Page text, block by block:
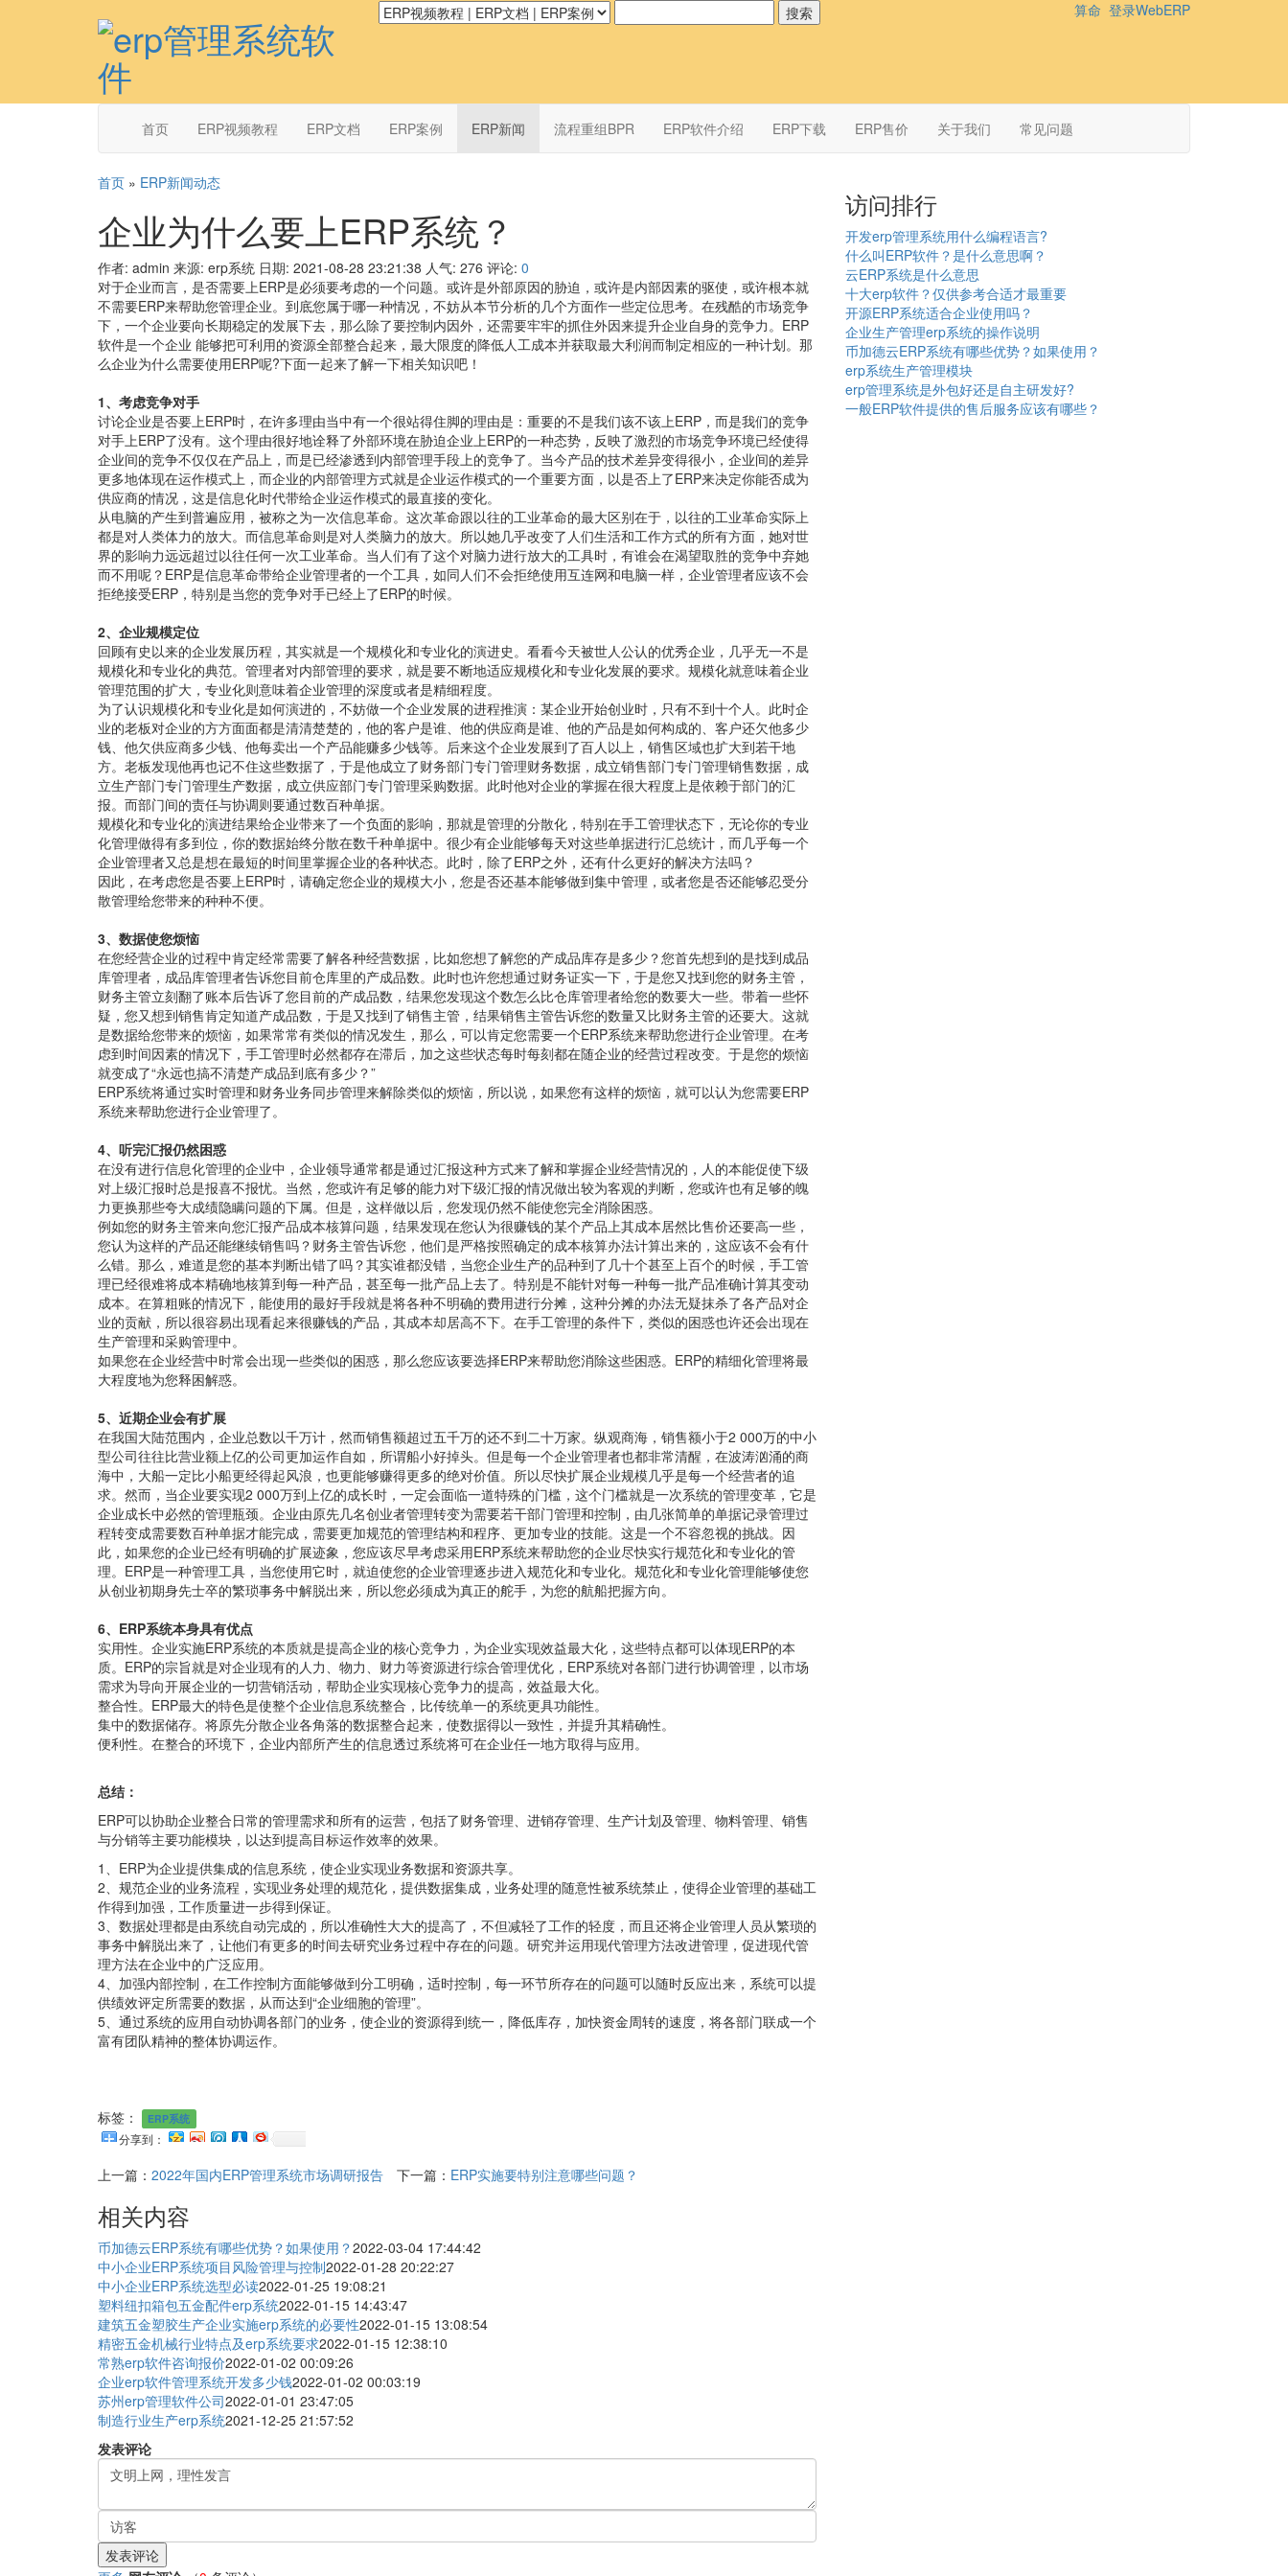
算命 登录WebERP
首页 ERP视频教程 ERP文档 ERP案例 ERP新闻 流程重组BPR ERP软件介绍 ERP下载 ERP售价 关于我们 常见问题
首页 » ERP新闻动态
企业为什么要上ERP系统？
作者: admin 来源: erp系统 日期: 2021-08-28 23:21:38 人气: 276 评论: 0
对于企业而言，是否需要上ERP是必须要考虑的一个问题。或许是外部原因的胁迫，或许是内部因素的驱使，或许根本就
不需要ERP来帮助您管理企业。到底您属于哪一种情况，不妨从本节分析的几个方面作一些定位思考。在残酷的市场竞争
下，一个企业要向长期稳定的发展下去，那么除了要控制内因外，还需要牢牢的抓住外因来提升企业自身的竞争力。ERP
软件是一个企业 能够把可利用的资源全部整合起来，最大限度的降低人工成本并获取最大利润而制定相应的一种计划。那
么企业为什么需要使用ERP呢?下面一起来了解一下相关知识吧！
1、考虑竞争对手
讨论企业是否要上ERP时，在许多理由当中有一个很站得住脚的理由是：重要的不是我们该不该上ERP，而是我们的竞争
对手上ERP了没有。这个理由很好地诠释了外部环境在胁迫企业上ERP的一种态势，反映了激烈的市场竞争环境已经使得
企业间的竞争不仅仅在产品上，而是已经渗透到内部管理手段上的竞争了。当今产品的技术差异变得很小，企业间的差异
更多地体现在运作模式上，而企业的内部管理方式就是企业运作模式的一个重要方面，以是否上了ERP来决定你能否成为
供应商的情况，这是信息化时代带给企业运作模式的最直接的变化。
从电脑的产生到普遍应用，被称之为一次信息革命。这次革命跟以往的工业革命的最大区别在于，以往的工业革命实际上
都是对人类体力的放大。而信息革命则是对人类脑力的放大。所以她几乎改变了人们生活和工作方式的所有方面，她对世
界的影响力远远超过以往任何一次工业革命。当人们有了这个对脑力进行放大的工具时，有谁会在渴望取胜的竞争中弃她
而不用呢？ERP是信息革命带给企业管理者的一个工具，如同人们不会拒绝使用互连网和电脑一样，企业管理者应该不会
拒绝接受ERP，特别是当您的竞争对手已经上了ERP的时候。
2、企业规模定位
回顾有史以来的企业发展历程，其实就是一个规模化和专业化的演进史。看看今天被世人公认的优秀企业，几乎无一不是
规模化和专业化的典范。管理者对内部管理的要求，就是要不断地适应规模化和专业化发展的要求。规模化就意味着企业
管理范围的扩大，专业化则意味着企业管理的深度或者是精细程度。
为了认识规模化和专业化是如何演进的，不妨做一个企业发展的进程推演：某企业开始创业时，只有不到十个人。此时企
业的老板对企业的方方面面都是清清楚楚的，他的客户是谁、他的供应商是谁、他的产品是如何构成的、客户还欠他多少
钱、他欠供应商多少钱、他每卖出一个产品能赚多少钱等。后来这个企业发展到了百人以上，销售区域也扩大到若干地
方。老板发现他再也记不住这些数据了，于是他成立了财务部门专门管理财务数据，成立销售部门专门管理销售数据，成
立生产部门专门管理生产数据，成立供应部门专门管理采购数据。此时他对企业的掌握在很大程度上是依赖于部门的汇
报。而部门间的责任与协调则要通过数百种单据。
规模化和专业化的演进结果给企业带来了一个负面的影响，那就是管理的分散化，特别在手工管理状态下，无论你的专业
化管理做得有多到位，你的数据始终分散在数千种单据中。很少有企业能够每天对这些单据进行汇总统计，而几乎每一个
企业管理者又总是想在最短的时间里掌握企业的各种状态。此时，除了ERP之外，还有什么更好的解决方法吗？
因此，在考虑您是否要上ERP时，请确定您企业的规模大小，您是否还基本能够做到集中管理，或者您是否还能够忍受分
散管理给您带来的种种不便。
3、数据使您烦恼
在您经营企业的过程中肯定经常需要了解各种经营数据，比如您想了解您的产成品库存是多少？您首先想到的是找到成品
库管理者，成品库管理者告诉您目前仓库里的产成品数。此时也许您想通过财务证实一下，于是您又找到您的财务主管，
财务主管立刻翻了账本后告诉了您目前的产成品数，结果您发现这个数怎么比仓库管理者给您的数要大一些。带着一些怀
疑，您又想到销售肯定知道产成品数，于是又找到了销售主管，结果销售主管告诉您的数量又比财务主管的还要大。这就
是数据给您带来的烦恼，如果常常有类似的情况发生，那么，可以肯定您需要一个ERP系统来帮助您进行企业管理。在考
虑到时间因素的情况下，手工管理时必然都存在滞后，加之这些状态每时每刻都在随企业的经营过程改变。于是您的烦恼
就变成了“永远也搞不清楚产成品到底有多少？”
ERP系统将通过实时管理和财务业务同步管理来解除类似的烦恼，所以说，如果您有这样的烦恼，就可以认为您需要ERP
系统来帮助您进行企业管理了。
4、听完汇报仍然困惑
在没有进行信息化管理的企业中，企业领导通常都是通过汇报这种方式来了解和掌握企业经营情况的，人的本能促使下级
对上级汇报时总是报喜不报忧。当然，您或许有足够的能力对下级汇报的情况做出较为客观的判断，您或许也有足够的魄
力更换那些夸大成绩隐瞒问题的下属。但是，这样做以后，您发现仍然不能使您完全消除困惑。
例如您的财务主管来向您汇报产品成本核算问题，结果发现在您认为很赚钱的某个产品上其成本居然比售价还要高一些，
您认为这样的产品还能继续销售吗？财务主管告诉您，他们是严格按照确定的成本核算办法计算出来的，这应该不会有什
么错。那么，难道是您的基本判断出错了吗？其实谁都没错，当您企业生产的品种到了几十个甚至上百个的时候，手工管
理已经很难将成本精确地核算到每一种产品，甚至每一批产品上去了。特别是不能针对每一种每一批产品准确计算其变动
成本。在算粗账的情况下，能使用的最好手段就是将各种不明确的费用进行分摊，这种分摊的办法无疑抹杀了各产品对企
业的贡献，所以很容易出现看起来很赚钱的产品，其成本却居高不下。在手工管理的条件下，类似的困惑也许还会出现在
生产管理和采购管理中。
如果您在企业经营中时常会出现一些类似的困惑，那么您应该要选择ERP来帮助您消除这些困惑。ERP的精细化管理将最
大程度地为您释困解惑。
5、近期企业会有扩展
在我国大陆范围内，企业总数以千万计，然而销售额超过五千万的还不到二十万家。纵观商海，销售额小于2 000万的中小
型公司往往比营业额上亿的公司更加运作自如，所谓船小好掉头。但是每一个企业管理者也都非常清醒，在波涛汹涌的商
海中，大船一定比小船更经得起风浪，也更能够赚得更多的绝对价值。所以尽快扩展企业规模几乎是每一个经营者的追
求。然而，当企业要实现2 000万到上亿的成长时，一定会面临一道特殊的门槛，这个门槛就是一次系统的管理变革，它是
企业成长中必然的管理瓶颈。企业由原先几名创业者管理转变为需要若干部门管理和控制，由几张简单的单据记录管理过
程转变成需要数百种单据才能完成，需要更加规范的管理结构和程序、更加专业的技能。这是一个不容忽视的挑战。因
此，如果您的企业已经有明确的扩展迹象，您应该尽早考虑采用ERP系统来帮助您的企业尽快实行规范化和专业化的管
理。ERP是一种管理工具，当您使用它时，就迫使您的企业管理逐步进入规范化和专业化。规范化和专业化管理能够使您
从创业初期身先士卒的繁琐事务中解脱出来，所以您必须成为真正的舵手，为您的航船把握方向。
6、ERP系统本身具有优点
实用性。企业实施ERP系统的本质就是提高企业的核心竞争力，为企业实现效益最大化，这些特点都可以体现ERP的本
质。ERP的宗旨就是对企业现有的人力、物力、财力等资源进行综合管理优化，ERP系统对各部门进行协调管理，以市场
需求为导向开展企业的一切营销活动，帮助企业实现核心竞争力的提高，效益最大化。
整合性。ERP最大的特色是使整个企业信息系统整合，比传统单一的系统更具功能性。
集中的数据储存。将原先分散企业各角落的数据整合起来，使数据得以一致性，并提升其精确性。
便利性。在整合的环境下，企业内部所产生的信息透过系统将可在企业任一地方取得与应用。
总结：
ERP可以协助企业整合日常的管理需求和所有的运营，包括了财务管理、进销存管理、生产计划及管理、物料管理、销售
与分销等主要功能模块，以达到提高目标运作效率的效果。
1、ERP为企业提供集成的信息系统，使企业实现业务数据和资源共享。
2、规范企业的业务流程，实现业务处理的规范化，提供数据集成，业务处理的随意性被系统禁止，使得企业管理的基础工
作得到加强，工作质量进一步得到保证。
3、数据处理都是由系统自动完成的，所以准确性大大的提高了，不但减轻了工作的轻度，而且还将企业管理人员从繁琐的
事务中解脱出来了，让他们有更多的时间去研究业务过程中存在的问题。研究并运用现代管理方法改进管理，促进现代管
理方法在企业中的广泛应用。
4、加强内部控制，在工作控制方面能够做到分工明确，适时控制，每一环节所存在的问题可以随时反应出来，系统可以提
供绩效评定所需要的数据，从而达到“企业细胞的管理”。
5、通过系统的应用自动协调各部门的业务，使企业的资源得到统一，降低库存，加快资金周转的速度，将各部门联成一个
富有团队精神的整体协调运作。
标签： ERP系统
分享到：
上一篇： 2022年国内ERP管理系统市场调研报告 下一篇： ERP实施要特别注意哪些问题？
相关内容
币加德云ERP系统有哪些优势？如果使用？2022-03-04 17:44:42
中小企业ERP系统项目风险管理与控制2022-01-28 20:22:27
中小企业ERP系统选型必读2022-01-25 19:08:21
塑料纽扣箱包五金配件erp系统2022-01-15 14:43:47
建筑五金塑胶生产企业实施erp系统的必要性2022-01-15 13:08:54
精密五金机械行业特点及erp系统要求2022-01-15 12:38:10
常熟erp软件咨询报价2022-01-02 00:09:26
企业erp软件管理系统开发多少钱2022-01-02 00:03:19
苏州erp管理软件公司2022-01-01 23:47:05
制造行业生产erp系统2021-12-25 21:57:52
发表评论
访问排行
开发erp管理系统用什么编程语言?
什么叫ERP软件？是什么意思啊？
云ERP系统是什么意思
十大erp软件？仅供参考合适才最重要
开源ERP系统适合企业使用吗？
企业生产管理erp系统的操作说明
币加德云ERP系统有哪些优势？如果使用？
erp系统生产管理模块
erp管理系统是外包好还是自主研发好?
一般ERP软件提供的售后服务应该有哪些？